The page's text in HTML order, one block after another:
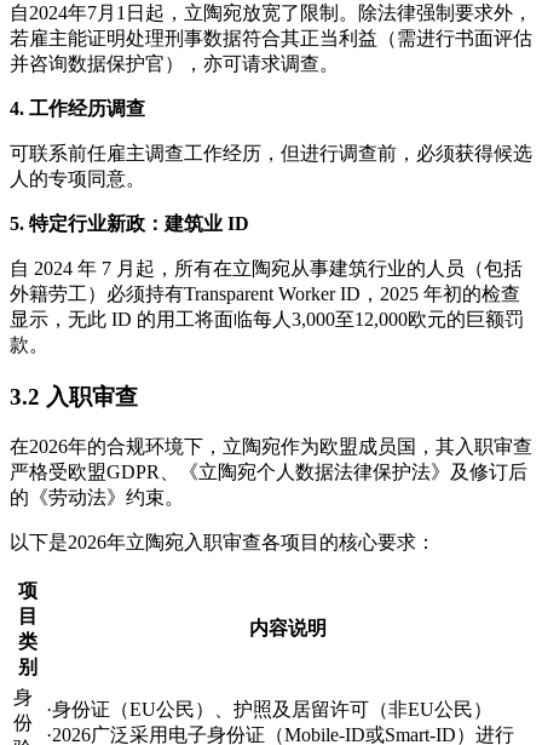
自2024年7月1日起，立陶宛放宽了限制。除法律强制要求外，
若雇主能证明处理刑事数据符合其正当利益（需进行书面评估
并咨询数据保护官），亦可请求调查。
4. 工作经历调查
可联系前任雇主调查工作经历，但进行调查前，必须获得候选
人的专项同意。
5. 特定行业新政：建筑业 ID
自 2024 年 7 月起，所有在立陶宛从事建筑行业的人员（包括
外籍劳工）必须持有Transparent Worker ID，2025 年初的检查
显示，无此 ID 的用工将面临每人3,000至12,000欧元的巨额罚
款。
3.2 入职审查
在2026年的合规环境下，立陶宛作为欧盟成员国，其入职审查
严格受欧盟GDPR、《立陶宛个人数据法律保护法》及修订后
的《劳动法》约束。
以下是2026年立陶宛入职审查各项目的核心要求：
项
目
类
别
内容说明
身
份
·身份证（EU公民）、护照及居留许可（非EU公民）
·2026广泛采用电子身份证（Mobile-ID或Smart-ID）进行